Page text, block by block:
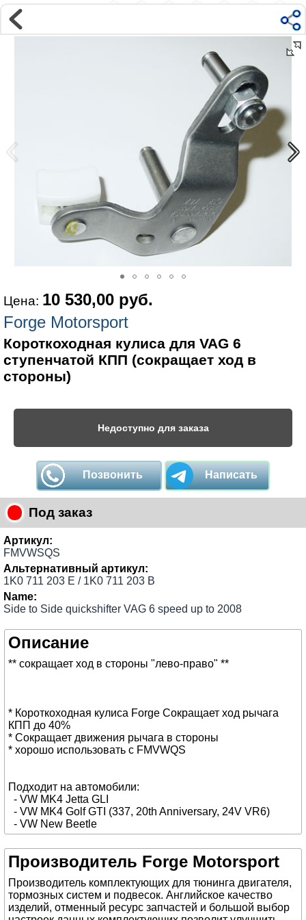
Магазин
Интернет-магазин �...
Цена: 10 530,00 руб.
Forge Motorsport
Короткоходная кулиса для VAG 6
ступенчатой КПП (сокращает ход в
стороны)
Недоступно для заказа
Позвонить Написать
Под заказ
Артикул:
FMVWSQS
Альтернативный артикул:
1K0 711 203 E / 1K0 711 203 B
Name:
Side to Side quickshifter VAG 6 speed up to 2008
Описание
** сокращает ход в стороны "лево-право" **
* Короткоходная кулиса Forge Сокращает ход рычага
КПП до 40%
* Сокращает движения рычага в стороны
* хорошо использовать с FMVWQS
Подходит на автомобили:
- VW MK4 Jetta GLI
- VW MK4 Golf GTI (337, 20th Anniversary, 24V VR6)
- VW New Beetle
Производитель Forge Motorsport
Производитель комплектующих для тюнинга двигателя,
тормозных систем и подвесок. Английское качество
изделий, отменный ресурс запчастей и большой выбор
Наши контакты:
г. Москва, м.ВДНХ
ул Ярославская д9 к2с5
Маршрут на Авто|Маршрут пешком
Телефон:
+7 985 364 2044
@vonardtuning:vonard.ru
График работы по московскому времени:
пн-пт 10:30-19:00,сб 12:00-16:00
Мы в соц сетях: